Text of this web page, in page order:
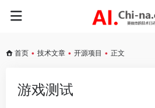
首页 • 技术文章 • 开源项目 • 正文
游戏测试